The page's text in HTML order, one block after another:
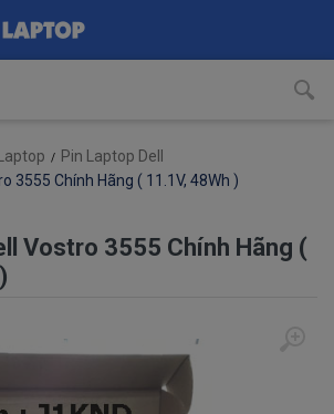
Pin Laptop Dell
3555 Chính Hãng ( 11.1V, 48Wh )
Vostro 3555 Chính Hãng (